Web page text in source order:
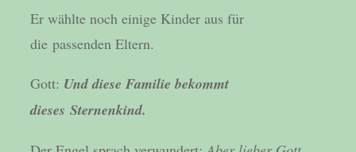
Er wählte noch einige Kinder aus für
die passenden Eltern.
Gott: Und diese Familie bekommt
dieses Sternenkind.